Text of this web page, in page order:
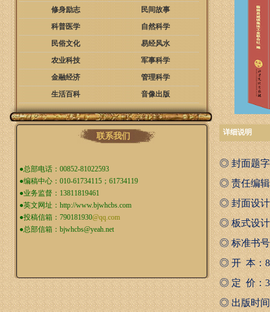
修身励志
民间故事
科普医学
自然科学
民俗文化
易经风水
农业科技
军事科学
金融经济
管理科学
生活百科
音像出版
联系我们
●总部电话：00852-81022593
●编稿中心：010-61734115；61734119
●业务监督：13811819461
●英文网址： http://www.bjwhcbs.com
●投稿信箱： 790181930@qq.com
●总部信箱： bjwhcbs@yeah.net
详细说明
◎ 封面题
◎ 责任编
◎ 封面设
◎ 板式设
◎ 标准书号
◎ 开 本：
◎ 定 价：
◎ 出版时间